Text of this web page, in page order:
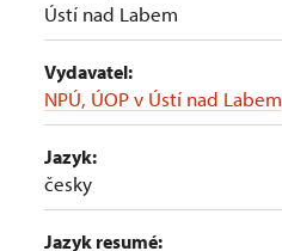
Ústí nad Labem
Vydavatel:
NPÚ, ÚOP v Ústí nad Labem
Jazyk:
česky
Jazyk resumé: